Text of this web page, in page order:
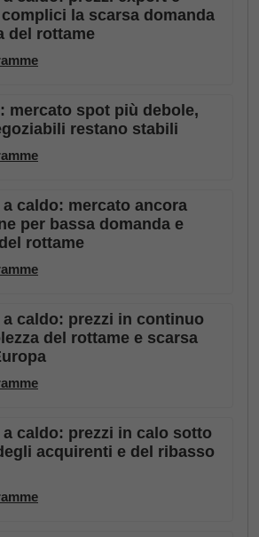
la scarsa domanda
del rottame
mercato spot più debole,
restano stabili
caldo: mercato ancora
per bassa domanda e
rottame
caldo: prezzi in continuo
del rottame e scarsa
caldo: prezzi in calo sotto
acquirenti e del ribasso